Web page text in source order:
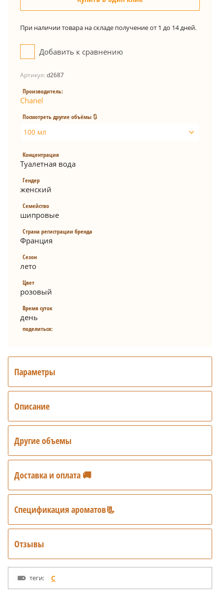
При наличии товара на складе получение от 1 до 14 дней.
Добавить к сравнению
Артикул: d2687
Производитель:
Chanel
Посмотреть другие объёмы 🔃
100 мл
Концентрация
Туалетная вода
Гендер
женский
Семейство
шипровые
Страна регистрации бренда
Франция
Сезон
лето
Цвет
розовый
Время суток
день
поделиться:
Параметры
Описание
Другие объемы
Доставка и оплата 🚚
Спецификация ароматов📃
Отзывы
теги: C